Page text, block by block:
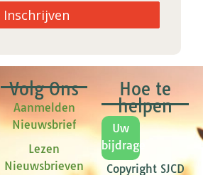
Inschrijven
Volg Ons
Aanmelden
Nieuwsbrief
Lezen
Nieuwsbrieven
Hoe te
helpen
Uw
bijdrage
Copyright SJCD